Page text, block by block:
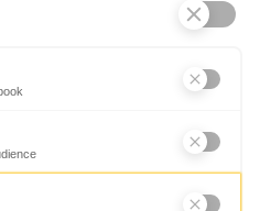
Schreiber © 2026